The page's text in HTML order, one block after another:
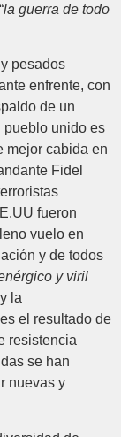
la guerra de todo
pesados
enfrente, con
de un
pueblo unido es
mejor cabida en
Fidel
fueron
vuelo en
y de todos
y viril
la
el resultado de
resistencia
se han
nuevas y